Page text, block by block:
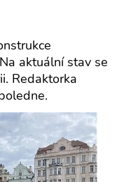
aktuální stav se
Redaktorka